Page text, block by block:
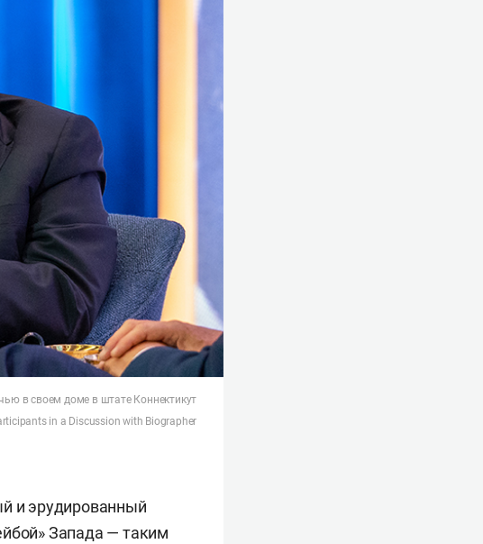
в своем доме в штате Коннектикут
in a Discussion with Biographer
и эрудированный
Запада — таким